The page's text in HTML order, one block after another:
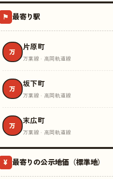
⚑ 最寄り駅
万
片原町
万葉線 · 高岡軌道線
万
坂下町
万葉線 · 高岡軌道線
万
末広町
万葉線 · 高岡軌道線
¥ 最寄りの公示地価（標準地）